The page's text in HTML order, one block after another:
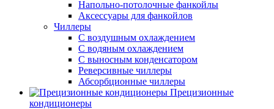
Напольно-потолочные фанкойлы
Аксессуары для фанкойлов
Чиллеры
С воздушным охлаждением
С водяным охлаждением
С выносным конденсатором
Реверсивные чиллеры
Абсорбционные чиллеры
Прецизионные
кондиционеры